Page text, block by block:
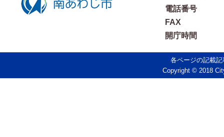
電話番号
FAX
開庁時間
各ページの記載
Copyright © 2018